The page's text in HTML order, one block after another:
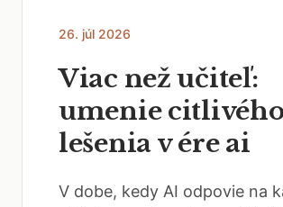
26. júl 2026
Viac než učiteľ:
umenie
lešenia v ére ai
V dobe, kedy AI odpovie na